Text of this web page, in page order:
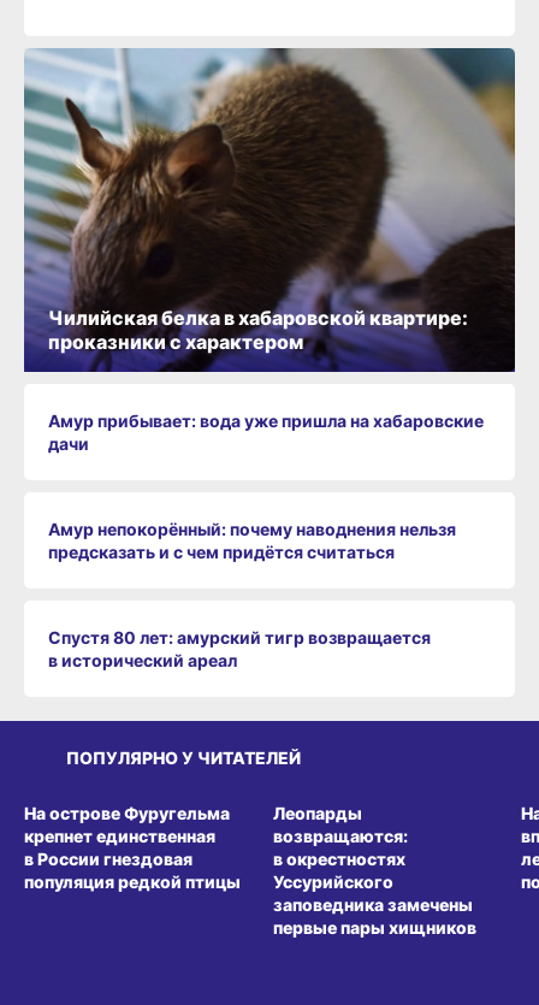
Амур прибывает: вода уже пришла на хабаровские
дачи
Амур непокорённый: почему наводнения нельзя
предсказать и с чем придётся считаться
Спустя 80 лет: амурский тигр возвращается
в исторический ареал
Чилийская белка в хабаровской квартире:
проказники с характером
ПОПУЛЯРНО У ЧИТАТЕЛЕЙ
На острове Фуругельма
крепнет единственная
в России гнездовая
популяция редкой птицы
Леопарды
возвращаются:
в окрестностях
Уссурийского
заповедника замечены
первые пары хищников